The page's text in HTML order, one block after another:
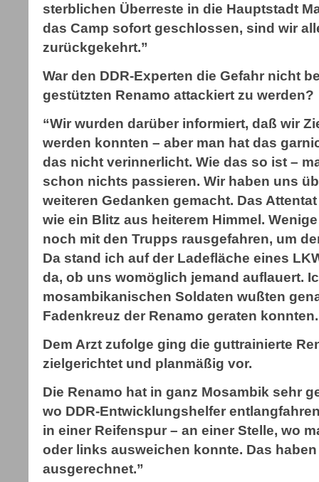
sterblichen Überreste in die Hauptstadt
das Camp sofort geschlossen, sind wir
zurückgekehrt.”
War den DDR-Experten die Gefahr nicht
gestützten Renamo attackiert zu werden?
“Wir wurden darüber informiert, daß wir
werden konnten – aber man hat das
das nicht verinnerlicht. Wie das so ist –
schon nichts passieren. Wir haben uns
weiteren Gedanken gemacht. Das
wie ein Blitz aus heiterem Himmel.
noch mit den Trupps rausgefahren, um
Da stand ich auf der Ladefläche eines
da, ob uns womöglich jemand auflauert.
mosambikanischen Soldaten wußten
Fadenkreuz der Renamo geraten
Dem Arzt zufolge ging die guttrainierte
zielgerichtet und planmäßig vor.
Die Renamo hat in ganz Mosambik sehr
wo DDR-Entwicklungshelfer
in einer Reifenspur – an einer Stelle, wo
oder links ausweichen konnte. Das
ausgerechnet.”